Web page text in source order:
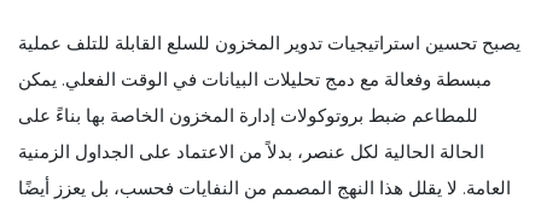
يصبح تحسين استراتيجيات تدوير المخزون للسلع القابلة للتلف عملية
مبسطة وفعالة مع دمج تحليلات البيانات في الوقت الفعلي. يمكن
للمطاعم ضبط بروتوكولات إدارة المخزون الخاصة بها بناءً على
الحالة الحالية لكل عنصر، بدلاً من الاعتماد على الجداول الزمنية
العامة. لا يقلل هذا النهج المصمم من النفايات فحسب، بل يعزز أيضًا